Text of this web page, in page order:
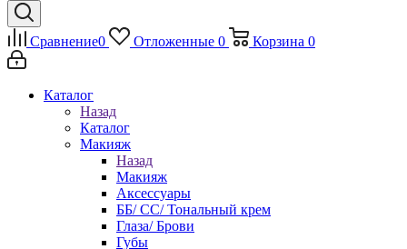
Сравнение0 Отложенные 0 Корзина 0
Каталог
Назад
Каталог
Макияж
Назад
Макияж
Аксессуары
ББ/ СС/ Тональный крем
Глаза/ Брови
Губы